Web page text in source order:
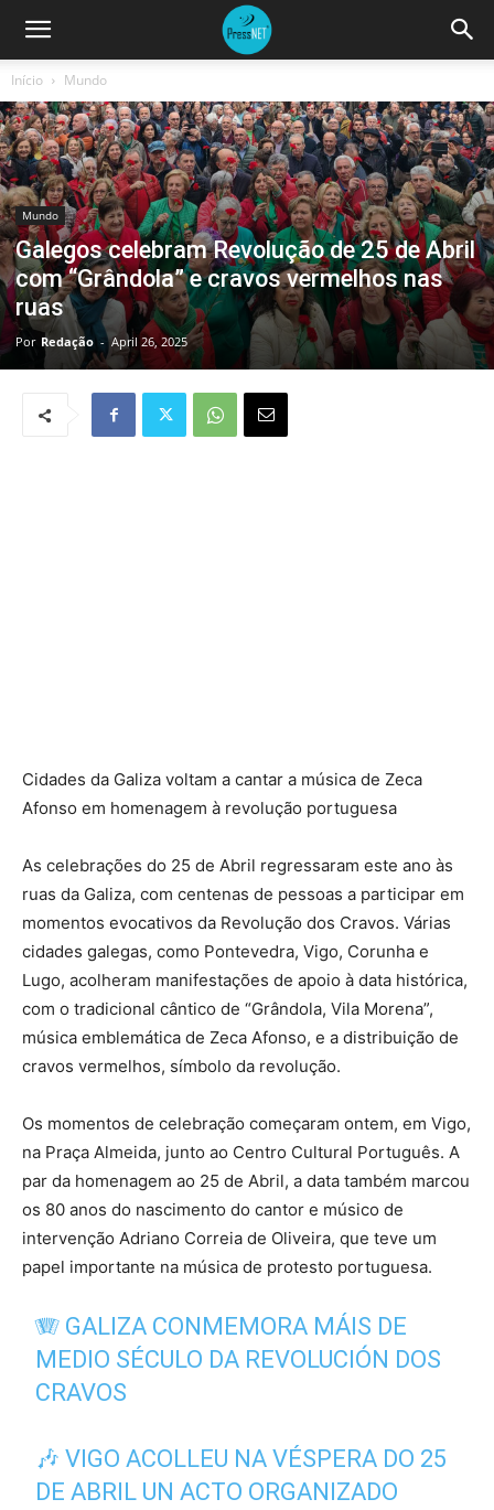
Início Mundo
Mundo
Galegos celebram Revolução de 25 de Abril
com “Grândola” e cravos vermelhos nas
ruas
Por Redação - April 26, 2025
Cidades da Galiza voltam a cantar a música de Zeca
Afonso em homenagem à revolução portuguesa
As celebrações do 25 de Abril regressaram este ano às
ruas da Galiza, com centenas de pessoas a participar em
momentos evocativos da Revolução dos Cravos. Várias
cidades galegas, como Pontevedra, Vigo, Corunha e
Lugo, acolheram manifestações de apoio à data histórica,
com o tradicional cântico de “Grândola, Vila Morena”,
música emblemática de Zeca Afonso, e a distribuição de
cravos vermelhos, símbolo da revolução.
Os momentos de celebração começaram ontem, em Vigo,
na Praça Almeida, junto ao Centro Cultural Português. A
par da homenagem ao 25 de Abril, a data também marcou
os 80 anos do nascimento do cantor e músico de
intervenção Adriano Correia de Oliveira, que teve um
papel importante na música de protesto portuguesa.
🪗 GALIZA CONMEMORA MÁIS DE
MEDIO SÉCULO DA REVOLUCIÓN DOS
CRAVOS
🎶 VIGO ACOLLEU NA VÉSPERA DO 25
DE ABRIL UN ACTO ORGANIZADO